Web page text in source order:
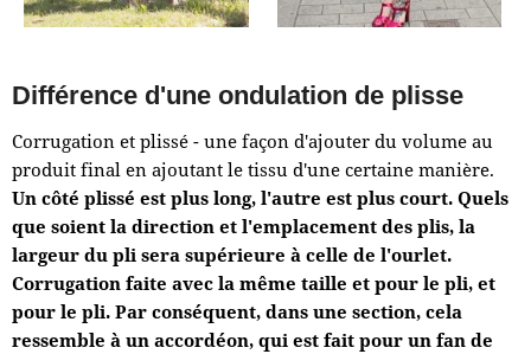
Différence d'une ondulation de plisse
Corrugation et plissé - une façon d'ajouter du volume au
produit final en ajoutant le tissu d'une certaine manière.
Un côté plissé est plus long, l'autre est plus court. Quels
que soient la direction et l'emplacement des plis, la
largeur du pli sera supérieure à celle de l'ourlet.
Corrugation faite avec la même taille et pour le pli, et
pour le pli. Par conséquent, dans une section, cela
ressemble à un accordéon, qui est fait pour un fan de